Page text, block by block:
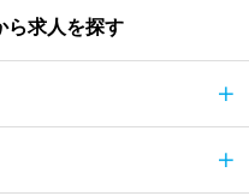
ら求人を探す